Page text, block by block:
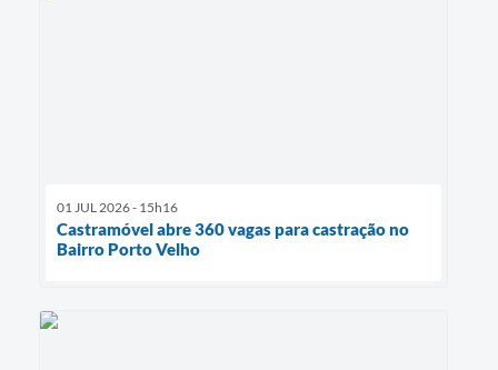
01 JUL 2026 - 15h16
Castramóvel abre 360 vagas para castração no
Bairro Porto Velho